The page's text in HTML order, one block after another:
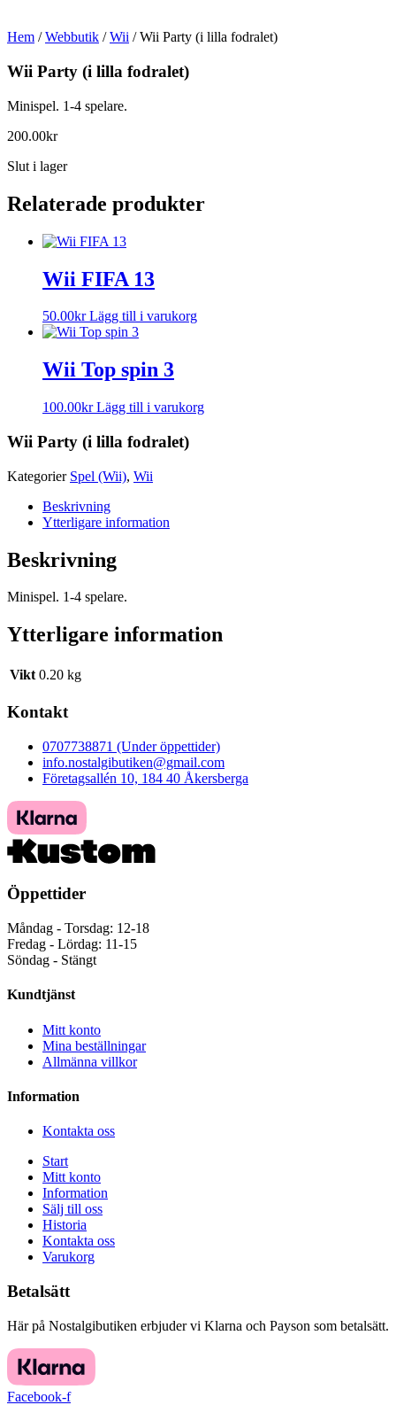
Hem /Webbutik /Wii / Wii Party (i lilla fodralet)
Wii Party (i lilla fodralet)
Minispel. 1-4 spelare.
200.00kr
Slut i lager
Relaterade produkter
Wii FIFA 13
50.00kr Lägg till i varukorg
Wii Top spin 3
100.00kr Lägg till i varukorg
Wii Party (i lilla fodralet)
Kategorier Spel (Wii), Wii
Beskrivning
Ytterligare information
Beskrivning
Minispel. 1-4 spelare.
Ytterligare information
Vikt 0.20 kg
Kontakt
0707738871 (Under öppettider)
info.nostalgibutiken@gmail.com
Företagsallén 10, 184 40 Åkersberga
Öppettider
Måndag - Torsdag: 12-18
Fredag - Lördag: 11-15
Söndag - Stängt
Kundtjänst
Mitt konto
Mina beställningar
Allmänna villkor
Information
Kontakta oss
Start
Mitt konto
Information
Sälj till oss
Historia
Kontakta oss
Varukorg
Betalsätt
Här på Nostalgibutiken erbjuder vi Klarna och Payson som betalsätt.
Facebook-f